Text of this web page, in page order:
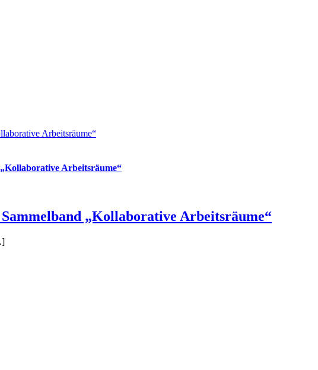
Arbeitsräume“
Arbeitsräume“
„Kollaborative Arbeitsräume“